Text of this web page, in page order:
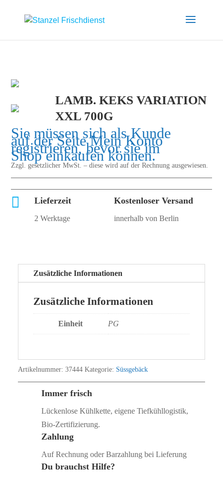
LAMB. KEKS VARIATION
XXL 700G
Sie müssen sich als Kunde
auf der SeiteMein Konto
registrieren, bevor sie im
Shop einkaufen können.
Zzgl. gesetzlicher MwSt. – diese wird auf der Rechnung ausgewiesen.
 Lieferzeit
2 Werktage
Kostenloser Versand
innerhalb von Berlin
Zusätzliche Informationen
Zusätzliche Informationen
Einheit PG
Artikelnummer: 37444 Kategorie: Süssgebäck
Immer frisch
Lückenlose Kühlkette, eigene Tiefkühllogistik,
Bio‑Zertifizierung.
Zahlung
Auf Rechnung oder Barzahlung bei Lieferung
Du brauchst Hilfe?